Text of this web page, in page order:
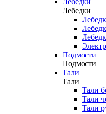
Лебедки
Лебедки
Подмости
Подмости
Тали
Тали
Тали
Тали
Тали